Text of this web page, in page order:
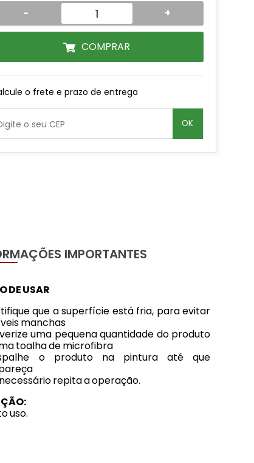
- +
COMPRAR
o frete e prazo de entrega
OK
IMPORTANTES
DE USAR
que a superfície está fria, para evitar
manchas
uma pequena quantidade do produto
toalha de microfibra
o produto na pintura até que
repita a operação.
uso.